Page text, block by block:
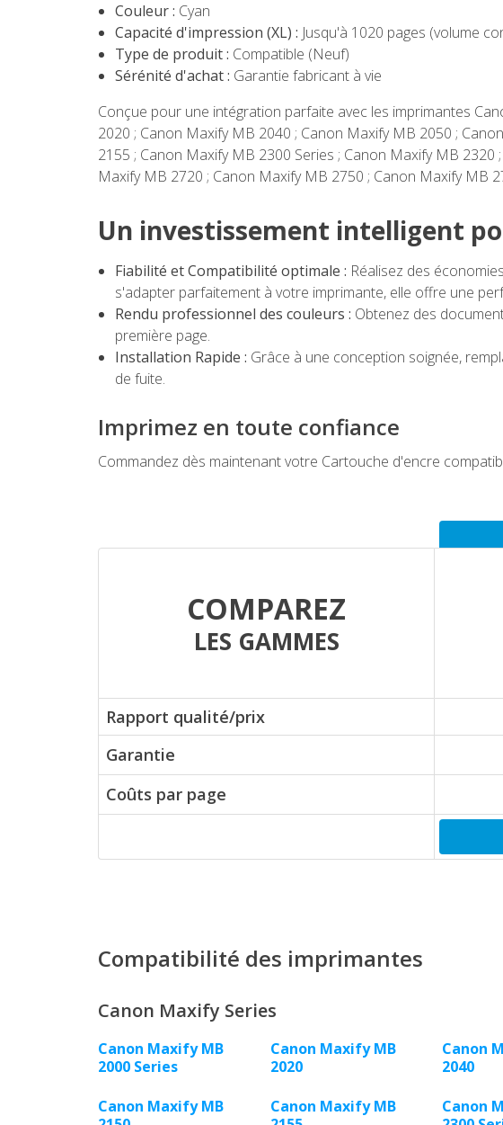
Couleur : Cyan
Capacité d'impression (XL) : Jusqu'à 1020 pages (volume
Type de produit : Compatible (Neuf)
Sérénité d'achat : Garantie fabricant à vie
Conçue pour une intégration parfaite avec les imprimantes
2020 ; Canon Maxify MB 2040 ; Canon Maxify MB 2050 ;
2155 ; Canon Maxify MB 2300 Series ; Canon Maxify MB
Maxify MB 2720 ; Canon Maxify MB 2750 ; Canon Maxify MB
Un investissement intelligent
Fiabilité et Compatibilité optimale : Réalisez des
s'adapter parfaitement à votre imprimante, elle offre une
Rendu professionnel des couleurs : Obtenez des
première page.
Installation Rapide : Grâce à une conception soignée,
de fuite.
Imprimez en toute confiance
Commandez dès maintenant votre Cartouche d'encre
COMPAREZ
LES GAMMES
Rapport qualité/prix
Garantie
Coûts par page
Compatibilité des imprimantes
Canon Maxify Series
Canon Maxify MB
2000 Series
Canon Maxify MB
2020
Canon
2040
Canon Maxify MB
Canon Maxify MB
Canon